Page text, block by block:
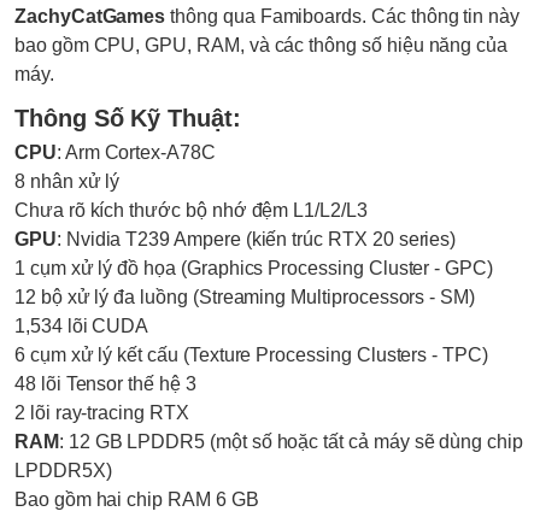
ZachyCatGames thông qua Famiboards. Các thông tin này
bao gồm CPU, GPU, RAM, và các thông số hiệu năng của
máy.
Thông Số Kỹ Thuật:
CPU: Arm Cortex-A78C
8 nhân xử lý
Chưa rõ kích thước bộ nhớ đệm L1/L2/L3
GPU: Nvidia T239 Ampere (kiến trúc RTX 20 series)
1 cụm xử lý đồ họa (Graphics Processing Cluster - GPC)
12 bộ xử lý đa luồng (Streaming Multiprocessors - SM)
1,534 lõi CUDA
6 cụm xử lý kết cấu (Texture Processing Clusters - TPC)
48 lõi Tensor thế hệ 3
2 lõi ray-tracing RTX
RAM: 12 GB LPDDR5 (một số hoặc tất cả máy sẽ dùng chip
LPDDR5X)
Bao gồm hai chip RAM 6 GB